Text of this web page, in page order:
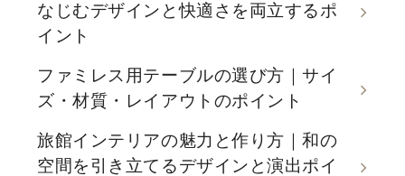
なじむデザインと快適さを両立するポ
イント
ファミレス用テーブルの選び方｜サイ
ズ・材質・レイアウトのポイント
旅館インテリアの魅力と作り方｜和の
空間を引き立てるデザインと演出ポイ